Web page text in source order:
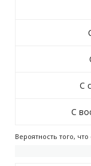
С
С
Вероятность того, что